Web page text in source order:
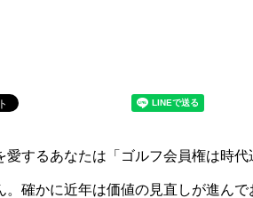
愛するあなたは「ゴルフ会員権は時
。確かに近年は価値の見直しが進ん